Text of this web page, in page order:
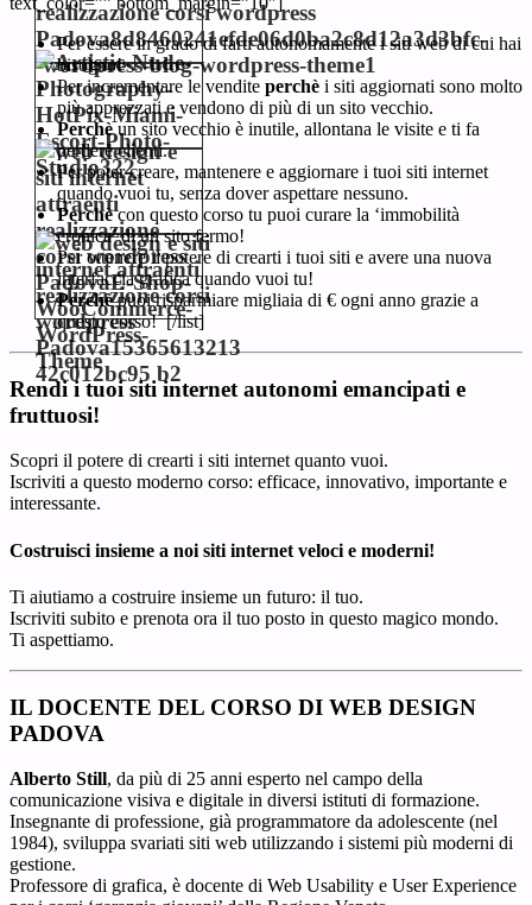
Per essere in grado di farti autonomamente i siti web di cui hai
bisogno!
Per incrementare le vendite perchè i siti aggiornati sono molto
più apprezzati e vendono di più di un sito vecchio.
Perchèun sito vecchio è inutile, allontana le visite e ti fa
perdere clienti.
Per poter creare, mantenere e aggiornare i tuoi siti internet
quando vuoi tu, senza dover aspettare nessuno.
Perchècon questo corso tu puoi curare la ‘immobilità
cronica’ di un sito fermo!
Per ottenere il potere di crearti i tuoi siti e avere una nuova
interfaccia grafica quando vuoi tu!
Perchèpuoi risparmiare migliaia di € ogni anno grazie a
questo corso! [/list]
Rendi i tuoi siti internet autonomi emancipati e
fruttuosi!
Scopri il potere di crearti i siti internet quanto vuoi.
Iscriviti a questo moderno corso: efficace, innovativo, importante e
interessante.
Costruisci insieme a noi siti internet veloci e moderni!
Ti aiutiamo a costruire insieme un futuro: il tuo.
Iscriviti subito e prenota ora il tuo posto in questo magico mondo.
Ti aspettiamo.
IL DOCENTE DEL CORSO DI WEB DESIGN
PADOVA
Alberto Still, da più di 25 anni esperto nel campo della
comunicazione visiva e digitale in diversi istituti di formazione.
Insegnante di professione, già programmatore da adolescente (nel
1984), sviluppa svariati siti web utilizzando i sistemi più moderni di
gestione.
Professore di grafica, è docente di Web Usability e User Experience